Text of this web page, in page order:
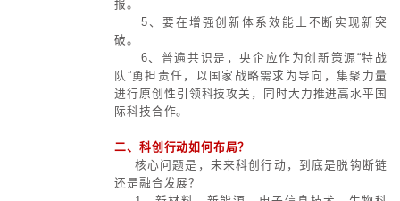
国资国企改革相
着，要深刻理解和把握如下政策脉络
中的战略地位，巩固优势、补上短板
强化企业科技创新主体地位，着力打
企业。
现新突破。包括打造原创技术策源地
关键核心技术攻关，加大对传统制造
性新兴产业，以及集成电路、工业母